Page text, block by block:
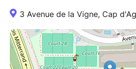
3 Avenue de la Vigne, Cap